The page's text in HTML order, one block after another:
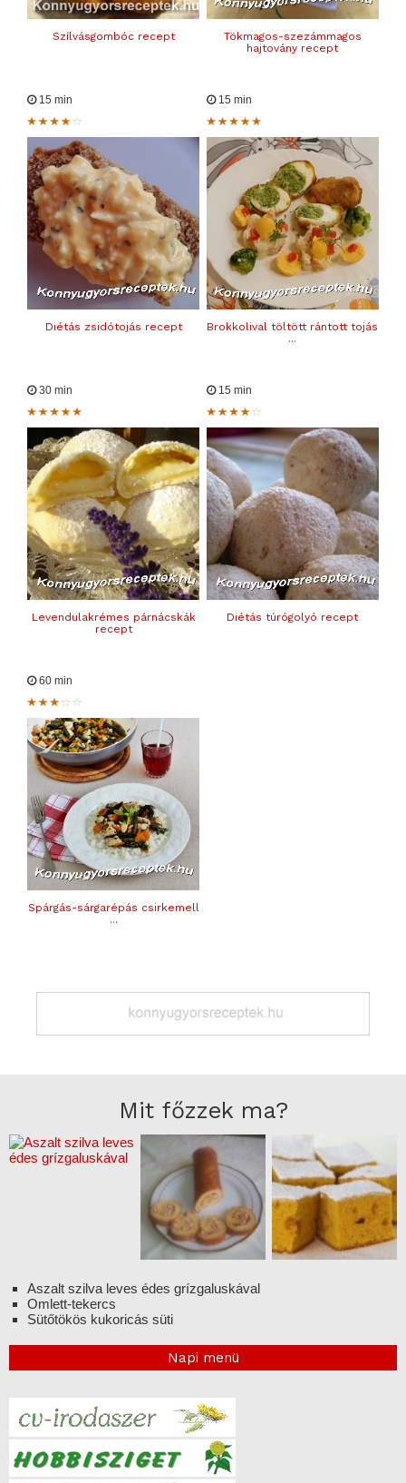
Szílvásgombóc recept
Tökmagos-szezámmagos
hajtovány recept
15 min
Diétás zsidótojás recept
15 min
Brokkolival töltött rántott tojás
...
30 min
Levendulakrémes párnácskák
recept
15 min
Diétás túrógolyó recept
60 min
Spárgás-sárgarépás csirkemell
...
Mit főzzek ma?
Aszalt szilva leves édes grízgaluskával
Omlett-tekercs
Sütőtökös kukoricás süti
Napi menü